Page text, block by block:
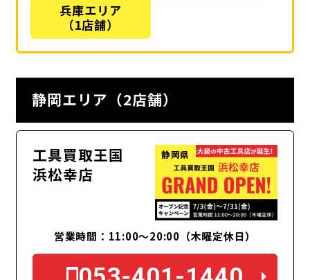
兵庫エリア
（1店舗）
静岡エリア（2店舗）
工具買取王国
浜松幸店
静岡県
営業時間：11:00〜20:00（木曜定休日）